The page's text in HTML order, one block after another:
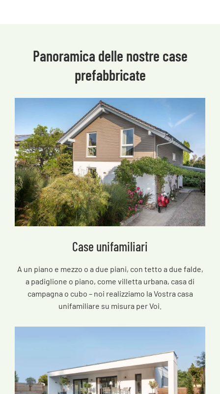
Panoramica delle nostre case
prefabbricate
Case unifamiliari
A un piano e mezzo o a due piani, con tetto a due falde,
a padiglione o piano, come villetta urbana, casa di
campagna o cubo – noi realizziamo la Vostra casa
unifamiliare su misura per Voi.